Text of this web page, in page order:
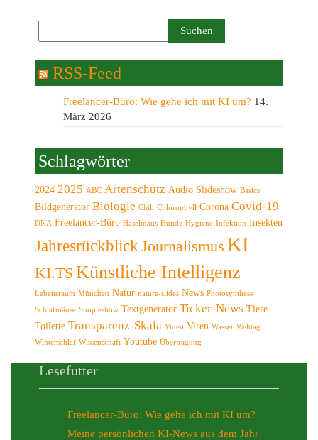
RSS-Feed
Freelancer-Büro: Wie gehe ich mit KI um? 14.
März 2026
Schlagwörter
2024 2025 ABC Artenschutz Audio Slideshow Basics
Bildgenerator Biologie Chili Chlorophyll Corona Covid-19
DNA Freelancer-Büro Haselmaus Hunde Hygiene Infektion Insekten
Jahresrückblick Journalismus KI
KI.TS Künstliche Intelligenz
Lebensraum München Natur nature-slides News Photosynthese
Schlafmäuse Simpleshow Textgenerator Ticker-News Tiere
Toilette Transparenz-Skala Video Viren Wasser Welttag
Winterschlaf Wissenschaft Youtube Übertragung
Lesefutter
Freelancer-Büro: Wie gehe ich mit KI um?
Meine persönlichen KI-News aus dem Jahr